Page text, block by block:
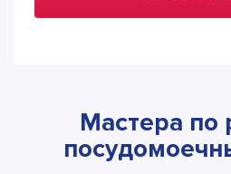
Мастера по